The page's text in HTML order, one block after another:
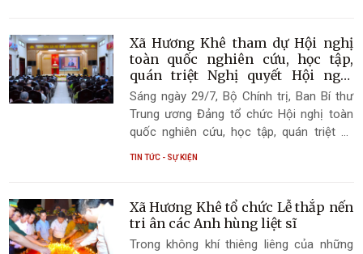
vụ hỏa hoạn gây thiệt hại lớn về tài sản.
Xã Hương Khê tham dự Hội nghị
toàn quốc nghiên cứu, học tập,
quán triệt Nghị quyết Hội nghị
Trung ương 3 khóa XIV
Sáng ngày 29/7, Bộ Chính trị, Ban Bí thư
Trung ương Đảng tổ chức Hội nghị toàn
quốc nghiên cứu, học tập, quán triệt và
kết hợp trực tuyến tới các điểm cầu trên
cả nước.
TIN TỨC - SỰ KIỆN
Xã Hương Khê tổ chức Lễ thắp nến
tri ân các Anh hùng liệt sĩ
Trong không khí thiêng liêng của những